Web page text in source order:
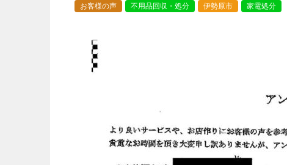
お客様の声
不用品回収・処分 伊勢原市 家電処分